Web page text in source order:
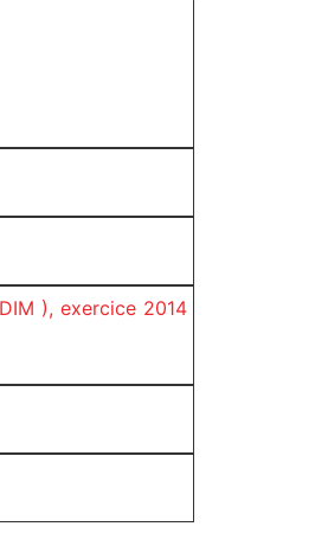
), exercice 2014